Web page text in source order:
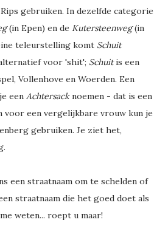
gebruiken. In dezelfde categorie
(in Epen) en de Kutersteenweg(in
teleurstelling komt Schuit
voor 'shit'; Schuitis een
Vollenhove en Woerden. Een
een Achtersacknoemen - dat is een
voor een vergelijkbare vrouw kun je
gebruiken. Je ziet het,
een straatnaam om te schelden of
straatnaam die het goed doet als
weten... roept u maar!